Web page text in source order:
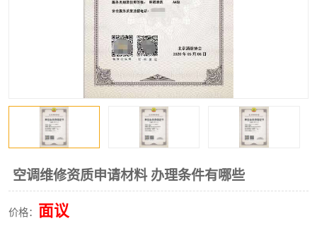
空调维修资质申请材料 办理条件有哪些
价格： 面议